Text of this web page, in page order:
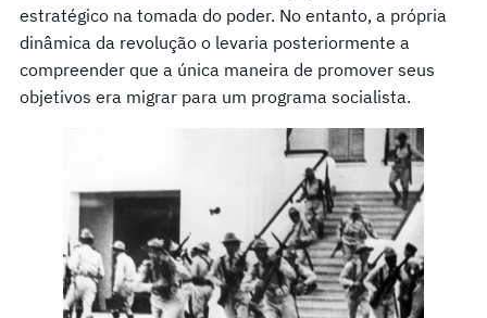
estratégico na tomada do poder. No entanto, a própria
dinâmica da revolução o levaria posteriormente a
compreender que a única maneira de promover seus
objetivos era migrar para um programa socialista.